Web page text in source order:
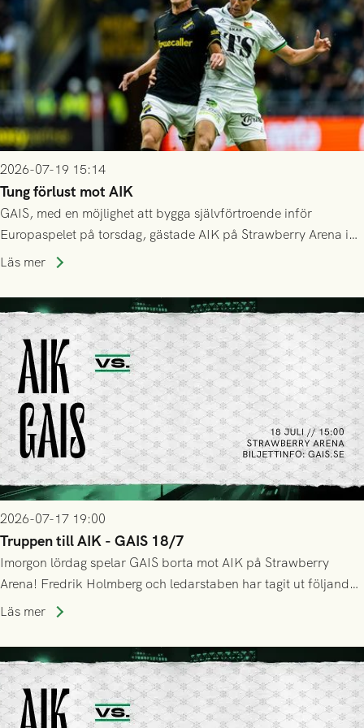
2026-07-19 15:14
Tung förlust mot AIK
GAIS, med en möjlighet att bygga självförtroende inför
Europaspelet på torsdag, gästade AIK på Strawberry Arena i
Stockholm . Men trots konstant hotande i första halvlek av
lyckades få in 2-0.
Läs mer
2026-07-17 19:00
Truppen till AIK - GAIS 18/7
Imorgon lördag spelar GAIS borta mot AIK på Strawberry
Arena! Fredrik Holmberg och ledarstaben har tagit ut följande
trupp till matchen:
Läs mer